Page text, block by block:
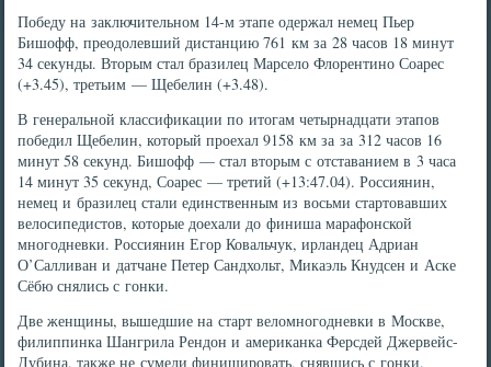
Победу на заключительном 14-м этапе одержал немец Пьер
Бишофф, преодолевший дистанцию 761 км за 28 часов 18 минут
34 секунды. Вторым стал бразилец Марсело Флорентино Соарес
(+3.45), третьим — Щебелин (+3.48).
В генеральной классификации по итогам четырнадцати этапов
победил Щебелин, который проехал 9158 км за за 312 часов 16
минут 58 секунд. Бишофф — стал вторым с отставанием в 3 часа
14 минут 35 секунд, Соарес — третий (+13:47.04). Россиянин,
немец и бразилец стали единственным из восьми стартовавших
велосипедистов, которые доехали до финиша марафонской
многодневки. Россиянин Егор Ковальчук, ирландец Адриан
О’Салливан и датчане Петер Сандхольт, Микаэль Кнудсен и Аске
Сёбю снялись с гонки.
Две женщины, вышедшие на старт веломногодневки в Москве,
филиппинка Шангрила Рендон и американка Ферсдей Джервейс-
Дубина, также не сумели финишировать, снявшись с гонки.